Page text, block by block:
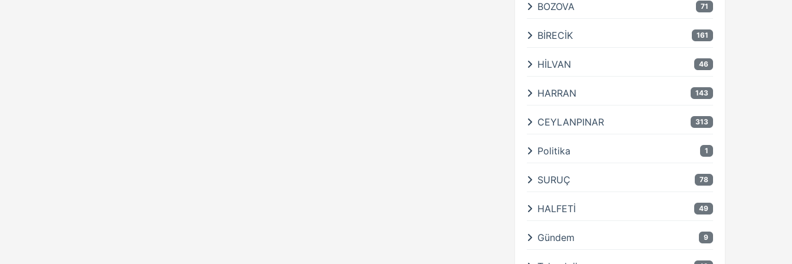
BOZOVA 71
BİRECİK 161
HİLVAN 46
HARRAN 143
CEYLANPINAR 313
Politika 1
SURUÇ 78
HALFETİ 49
Gündem 9